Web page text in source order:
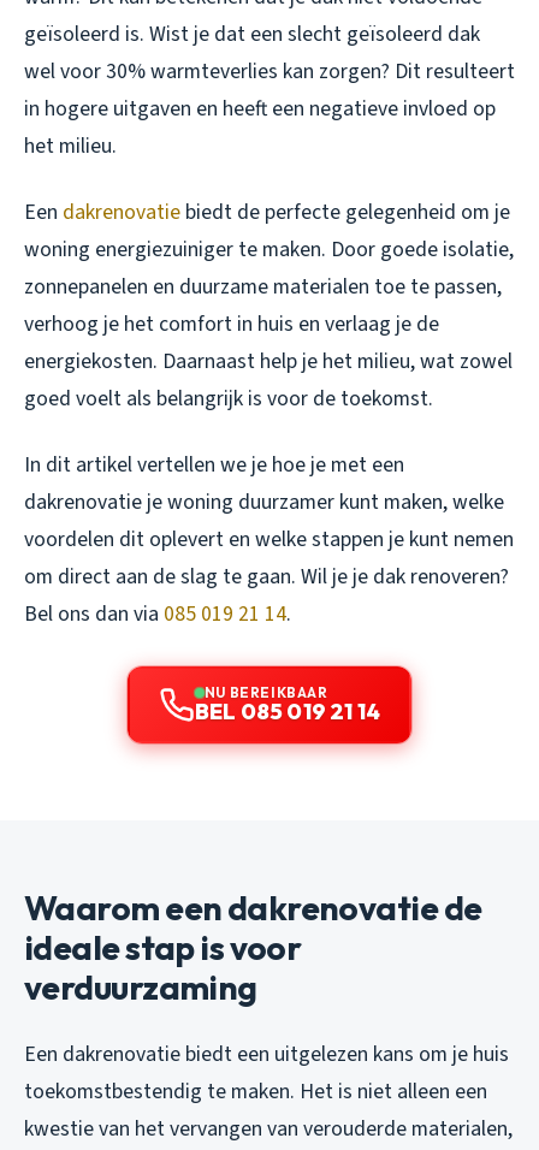
geïsoleerd is. Wist je dat een slecht geïsoleerd dak
wel voor 30% warmteverlies kan zorgen? Dit resulteert
in hogere uitgaven en heeft een negatieve invloed op
het milieu.
Een dakrenovatie biedt de perfecte gelegenheid om je
woning energiezuiniger te maken. Door goede isolatie,
zonnepanelen en duurzame materialen toe te passen,
verhoog je het comfort in huis en verlaag je de
energiekosten. Daarnaast help je het milieu, wat zowel
goed voelt als belangrijk is voor de toekomst.
In dit artikel vertellen we je hoe je met een
dakrenovatie je woning duurzamer kunt maken, welke
voordelen dit oplevert en welke stappen je kunt nemen
om direct aan de slag te gaan. Wil je je dak renoveren?
Bel ons dan via 085 019 21 14.
NU BEREIKBAAR
BEL 085 019 21 14
Waarom een dakrenovatie de
ideale stap is voor
verduurzaming
Een dakrenovatie biedt een uitgelezen kans om je huis
toekomstbestendig te maken. Het is niet alleen een
kwestie van het vervangen van verouderde materialen,